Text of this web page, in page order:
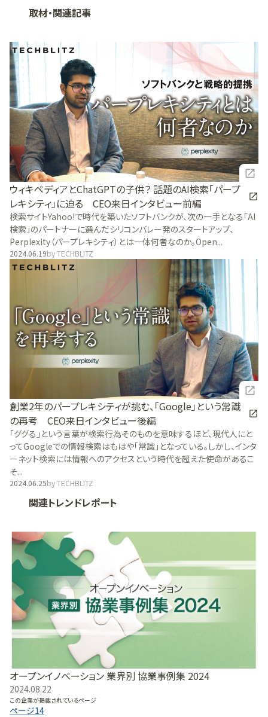
取材・関連記事
ウィキペディアとChatGPTの子供？ 話題のAI検索「パープ
レキシティ」に迫る CEO来日インタビュー前編
検索サイトYahoo!で時代を築いたソフトバンクが、次の一手となる「AI
検索」のパートナーに選んだシリコンバレー発のスタートアップ、
Perplexity（パープレキシティ）とは一体何者なのか。Open...
2024.06.19byTECHBLITZ
創業2年のパープレキシティが挑む、「Google」という常識
の再考 CEO来日インタビュー後編
「ググる」という言葉が検索行為そのものを意味するほど、現代人にと
ってGoogleでの情報検索はもはや「常識」となっている。しかし、インタ
ーネット検索には情報へのアクセスという時代を超えた使命があるこ
そ...
2024.06.25byTECHBLITZ
関連トレンドレポート
オープンイノベーション 業界別 協業事例集 2024
2024.08.22
この企業が掲載されているページ
ページ14